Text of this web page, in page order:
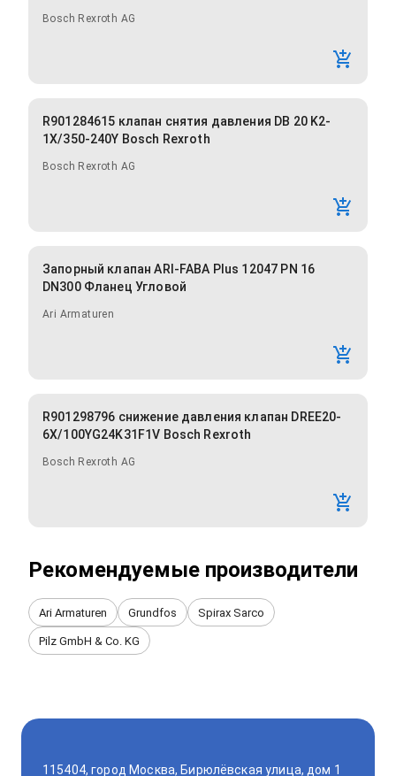
Bosch Rexroth AG
R901284615 клапан снятия давления DB 20 K2-
1X/350-240Y Bosch Rexroth
Bosch Rexroth AG
Запорный клапан ARI-FABA Plus 12047 PN 16
DN300 Фланец Угловой
Ari Armaturen
R901298796 снижение давления клапан DREE20-
6X/100YG24K31F1V Bosch Rexroth
Bosch Rexroth AG
Рекомендуемые производители
Ari Armaturen Grundfos Spirax Sarco
Pilz GmbH & Co. KG
115404, город Москва, Бирюлёвская улица, дом 1